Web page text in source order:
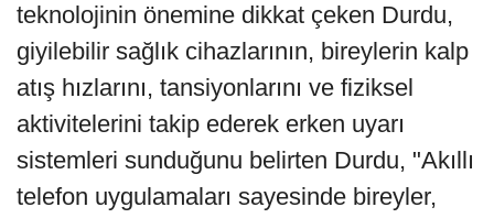
teknolojinin önemine dikkat çeken Durdu,
giyilebilir sağlık cihazlarının, bireylerin kalp
atış hızlarını, tansiyonlarını ve fiziksel
aktivitelerini takip ederek erken uyarı
sistemleri sunduğunu belirten Durdu, "Akıllı
telefon uygulamaları sayesinde bireyler,